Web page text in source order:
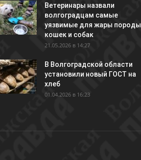
Ветеринары назвали
волгоградцам самые
уязвимые для жары породы
кошек и собак
21.05.2026 в 14:27
В Волгоградской области
установили новый ГОСТ на
хлеб
01.04.2026 в 16:23